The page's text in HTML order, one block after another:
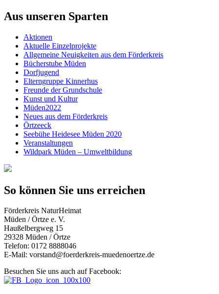
Aus unseren Sparten
Aktionen
Aktuelle Einzelprojekte
Allgemeine Neuigkeiten aus dem Förderkreis
Bücherstube Müden
Dorfjugend
Elterngruppe Kinnerhus
Freunde der Grundschule
Kunst und Kultur
Müden2022
Neues aus dem Förderkreis
Örtzeeck
Seebühe Heidesee Müden 2020
Veranstaltungen
Wildpark Müden – Umweltbildung
So können Sie uns erreichen
Förderkreis NaturHeimat
Müden / Örtze e. V.
Haußelbergweg 15
29328 Müden / Örtze
Telefon: 0172 8888046
E-Mail: vorstand@foerderkreis-muedenoertze.de
Besuchen Sie uns auch auf Facebook: